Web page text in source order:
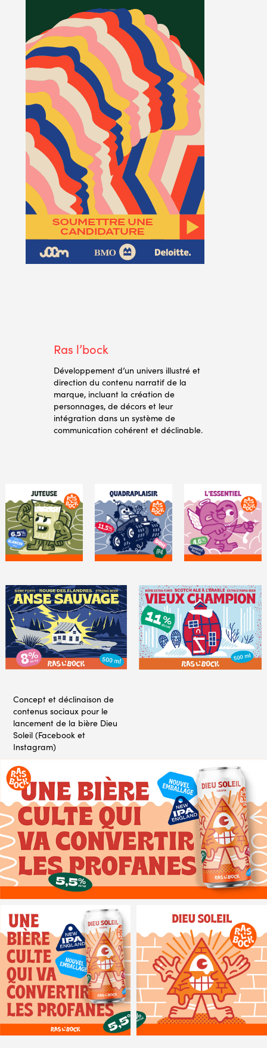
Ras l’bock
Développement d’un univers illustré et
direction du contenu narratif de la
marque, incluant la création de
personnages, de décors et leur
intégration dans un système de
communication cohérent et déclinable.
Concept et déclinaison de
contenus sociaux pour le
lancement de la bière Dieu
Soleil (Facebook et
Instagram)